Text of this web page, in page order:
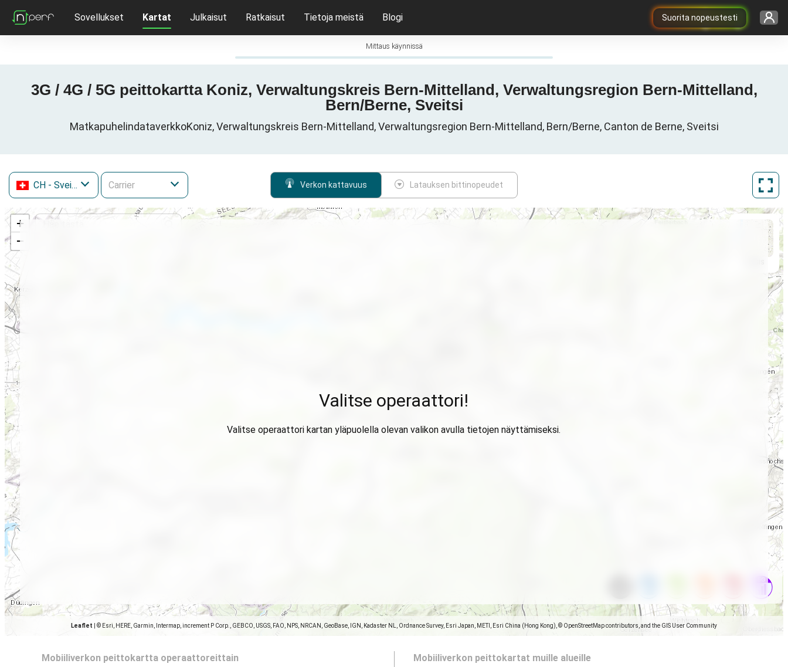
Suorita nopeustesti
Sovellukset Kartat Julkaisut Ratkaisut Tietoja meistä Blogi
Mittaus käynnissä
3G / 4G / 5G peittokartta Koniz, Verwaltungskreis Bern-Mittelland, Verwaltungsregion Bern-Mittelland,
Bern/Berne, Sveitsi
MatkapuhelindataverkkoKoniz, Verwaltungskreis Bern-Mittelland, Verwaltungsregion Bern-Mittelland, Bern/Berne, Canton de Berne, Sveitsi
CH - Sveitsi Verkon kattavuus Latauksen bittinopeudet
+
−
Leaflet © Esri, HERE, Garmin, Intermap, increment P Corp., GEBCO, USGS, FAO, NPS, NRCAN, GeoBase, IGN, Kadaster NL, Ordnance Survey, Esri Japan, METI, Esri China (Hong Kong), © OpenStreetMap contributors, and the GIS User Community
Valitse operaattori!
Valitse operaattori kartan yläpuolella olevan valikon avulla tietojen näyttämiseksi.
Mobiiliverkon peittokartta operaattoreittain
Mobiiliverkon peittokartat muille alueille